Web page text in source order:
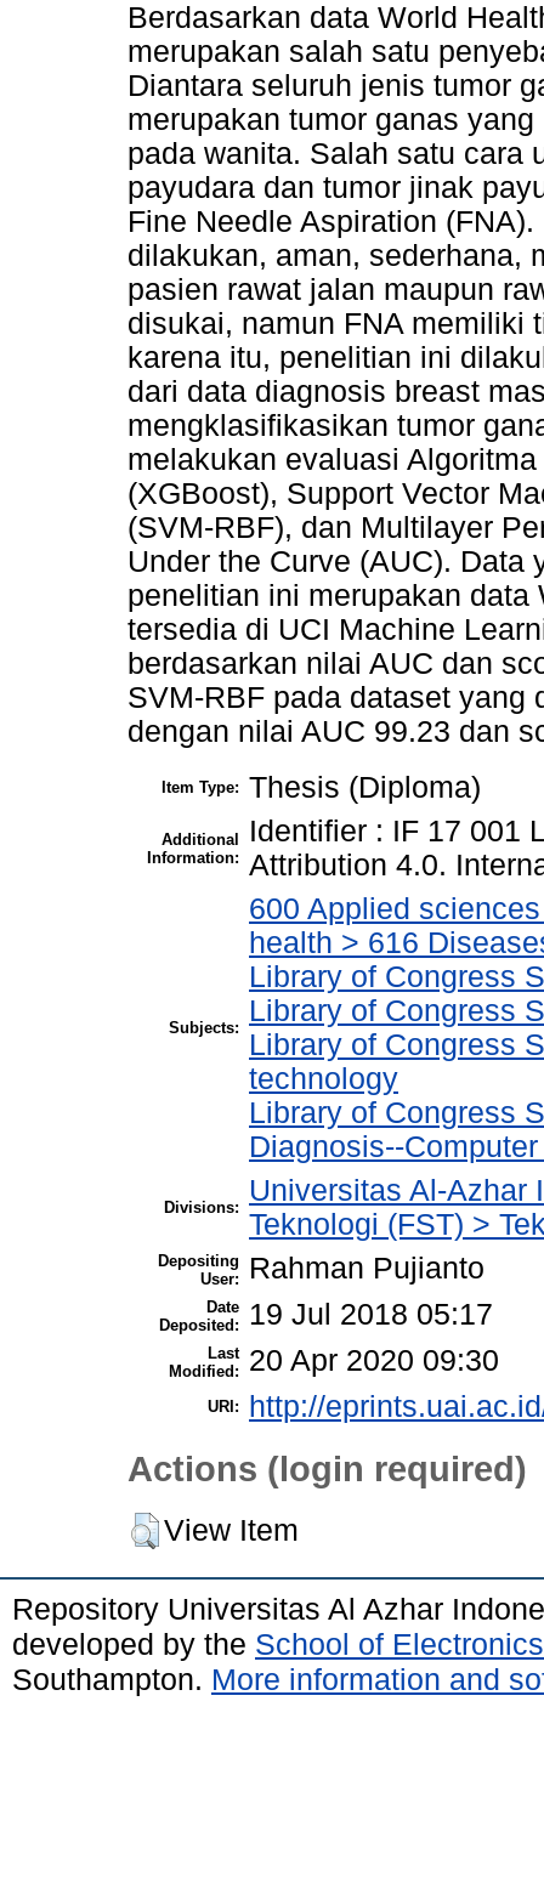
Berdasarkan data World
merupakan salah satu
Diantara seluruh jenis tumor
merupakan tumor ganas
pada wanita. Salah satu cara
payudara dan tumor jinak
Fine Needle Aspiration
dilakukan, aman, sederhana,
pasien rawat jalan maupun
disukai, namun FNA memiliki
karena itu, penelitian ini
dari data diagnosis breast
mengklasifikasikan tumor
melakukan evaluasi
(XGBoost), Support Vector
(SVM-RBF), dan Multilayer
Under the Curve (AUC). Data
penelitian ini merupakan
tersedia di UCI Machine
berdasarkan nilai AUC dan
SVM-RBF pada dataset
dengan nilai AUC 99.23 dan
Item Type: Thesis (Diploma)
Additional
Information:
Identifier : IF 17 001
Attribution 4.0.
Subjects:
600 Applied
health > 616
Library of Congress
Library of Congress
Library of Congress
technology
Library of Congress
Diagnosis--
Divisions:
Universitas Al-Azhar
Teknologi (FST) >
Depositing
User:
Rahman Pujianto
Date
Deposited:
19 Jul 2018 05:17
Last
Modified:
20 Apr 2020 09:30
URI: http://
Actions (login required)
View Item
Repository Universitas Al Azhar
developed by the School of
Southampton. More information and